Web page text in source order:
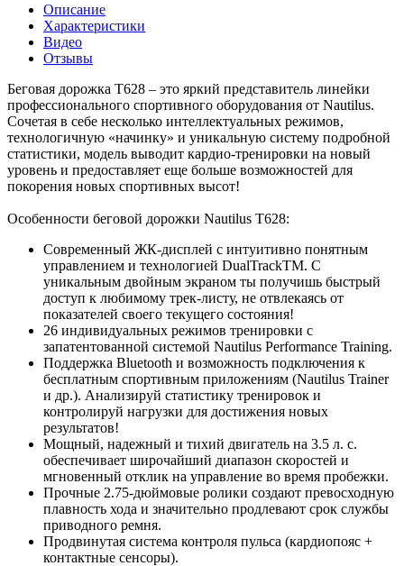
Описание
Характеристики
Видео
Отзывы
Беговая дорожка T628 – это яркий представитель линейки
профессионального спортивного оборудования от Nautilus.
Сочетая в себе несколько интеллектуальных режимов,
технологичную «начинку» и уникальную систему подробной
статистики, модель выводит кардио-тренировки на новый
уровень и предоставляет еще больше возможностей для
покорения новых спортивных высот!
Особенности беговой дорожки Nautilus T628:
Современный ЖК-дисплей с интуитивно понятным
управлением и технологией DualTrackTM. С
уникальным двойным экраном ты получишь быстрый
доступ к любимому трек-листу, не отвлекаясь от
показателей своего текущего состояния!
26 индивидуальных режимов тренировки с
запатентованной системой Nautilus Performance Training.
Поддержка Bluetooth и возможность подключения к
бесплатным спортивным приложениям (Nautilus Trainer
и др.). Анализируй статистику тренировок и
контролируй нагрузки для достижения новых
результатов!
Мощный, надежный и тихий двигатель на 3.5 л. с.
обеспечивает широчайший диапазон скоростей и
мгновенный отклик на управление во время пробежки.
Прочные 2.75-дюймовые ролики создают превосходную
плавность хода и значительно продлевают срок службы
приводного ремня.
Продвинутая система контроля пульса (кардиопояс +
контактные сенсоры).